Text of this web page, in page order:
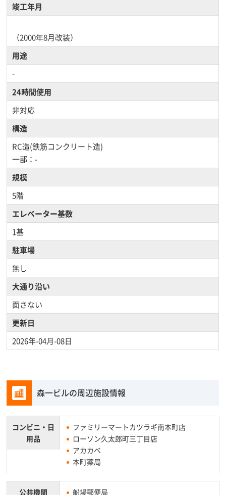
竣工年月
（2000年8月改装）
用途
-
24時間使用
非対応
構造
RC造(鉄筋コンクリート造)
一部：-
規模
5階
エレベーター基数
1基
駐車場
無し
大通り沿い
面さない
更新日
2026年-04月-08日
森一ビルの周辺施設情報
コンビニ・ 日
用品
ファミリーマートカツラギ南本町店
ローソン久太郎町三丁目店
アカカベ
本町薬局
公共機関
船場郵便局